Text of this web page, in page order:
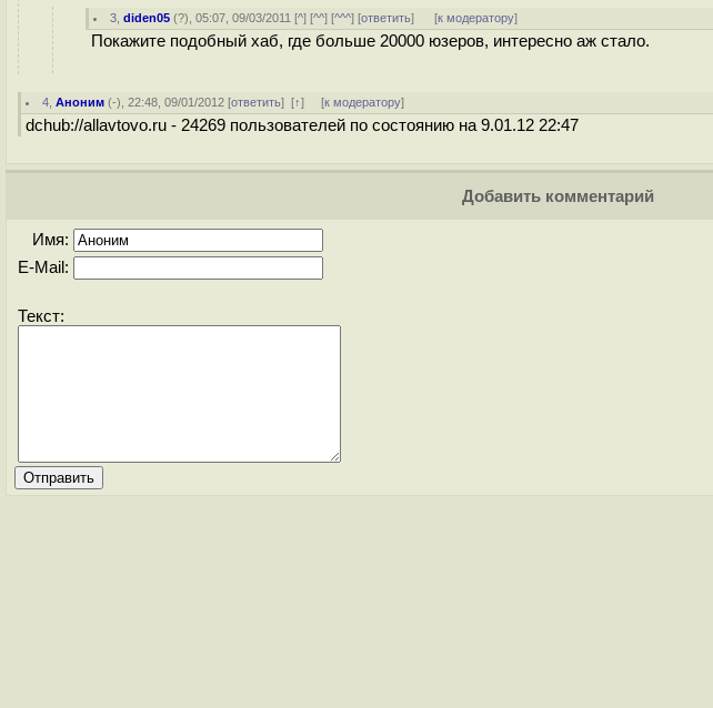
3 ,diden05 (?), 05:07, 09/03/2011 [^] [^^] [^^^] [ответить] [к модератору]
Покажите подобный хаб, где больше 20000 юзеров, интересно аж стало.
4 ,Аноним (-), 22:48, 09/01/2012 [ответить][↑] [к модератору]
dchub://allavtovo.ru - 24269 пользователей по состоянию на 9.01.12 22:47
Добавить комментарий
Имя:
E-Mail:
Текст: